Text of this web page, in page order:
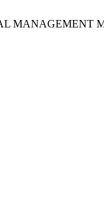
MANAGEMENT